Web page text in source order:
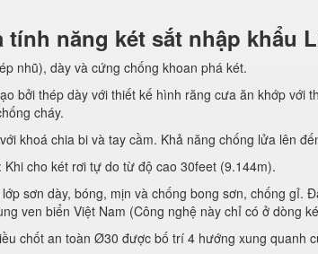
năng két sắt nhập khẩu
nhũ), dày và cứng chống khoan phá két.
bởi thép dày với thiết kế hình răng cưa ăn khớp với
cháy.
khoá chia bi và tay cầm. Khả năng chống lửa lên
: Khi cho két rơi tự do từ độ cao 30feet (9.144m).
sơn dày, bóng, mịn và chống bong sơn, chống gỉ.
ven biển Việt Nam (Công nghệ này chỉ có ở dòng
chốt an toàn Ø30 được bố trí 4 hướng xung quanh